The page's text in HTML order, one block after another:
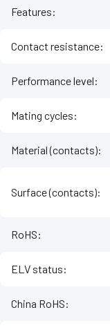
Features:
Contact resistance:
Performance level:
Mating cycles:
Material (contacts):
Surface (contacts):
RoHS:
ELV status:
China RoHS: